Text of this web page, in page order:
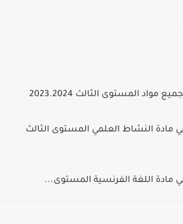
المستوى الثالث 2023.2024
النشاط العلمي المستوى الثالث
اللغة الفرنسية المستوى...